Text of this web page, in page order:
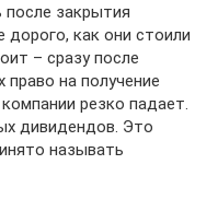
закрытия
дорого, как они стоили
– сразу после
на получение
резко падает.
дивидендов. Это
называть